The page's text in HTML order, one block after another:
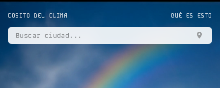
COSITO DEL CLIMA QUÉ ES ESTO